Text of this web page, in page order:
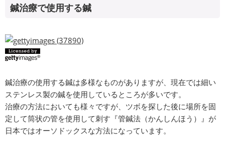
鍼治療で使用する鍼
鍼治療の使用する鍼は多様なものがありますが、現在では細い
ステンレス製の鍼を使用しているところが多いです。
治療の方法においても様々ですが、ツボを探した後に場所を固
定して筒状の管を使用して刺す『管鍼法（かんしんほう）』が
日本ではオーソドックスな方法になっています。